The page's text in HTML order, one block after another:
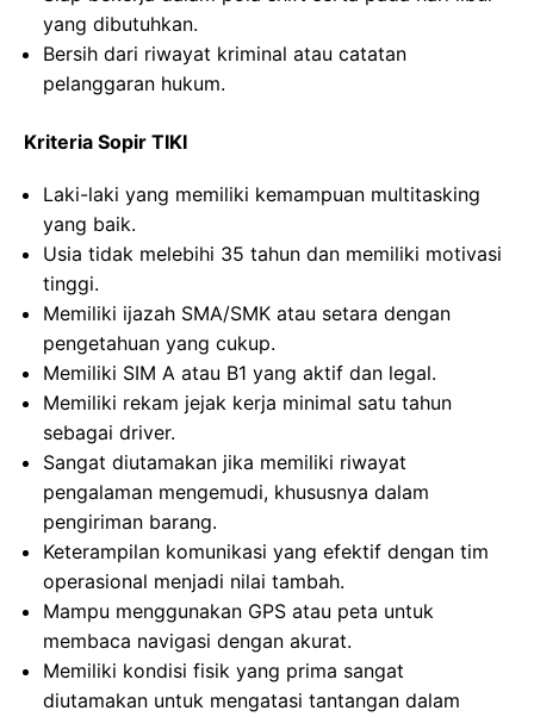
yang dibutuhkan.
Bersih dari riwayat kriminal atau catatan
pelanggaran hukum.
Kriteria Sopir TIKI
Laki-laki yang memiliki kemampuan multitasking
yang baik.
Usia tidak melebihi 35 tahun dan memiliki motivasi
tinggi.
Memiliki ijazah SMA/SMK atau setara dengan
pengetahuan yang cukup.
Memiliki SIM A atau B1 yang aktif dan legal.
Memiliki rekam jejak kerja minimal satu tahun
sebagai driver.
Sangat diutamakan jika memiliki riwayat
pengalaman mengemudi, khususnya dalam
pengiriman barang.
Keterampilan komunikasi yang efektif dengan tim
operasional menjadi nilai tambah.
Mampu menggunakan GPS atau peta untuk
membaca navigasi dengan akurat.
Memiliki kondisi fisik yang prima sangat
diutamakan untuk mengatasi tantangan dalam